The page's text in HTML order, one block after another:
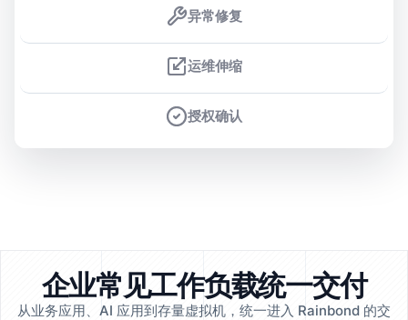
异常修复
运维伸缩
授权确认
企业常见工作负载统一交付
从业务应用、AI 应用到存量虚拟机，统一进入 Rainbond 的交